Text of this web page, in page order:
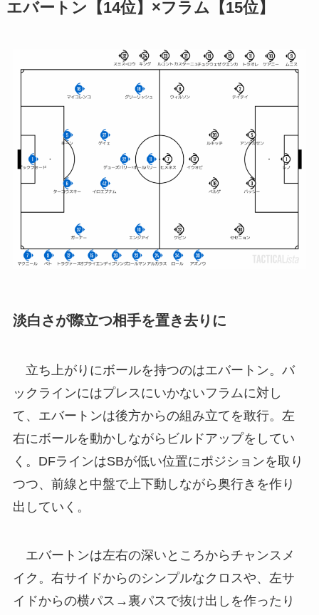
エバートン【14位】×フラム【15位】
淡白さが際立つ相手を置き去りに
立ち上がりにボールを持つのはエバートン。バ
ックラインにはプレスにいかないフラムに対し
て、エバートンは後方からの組み立てを敢行。左
右にボールを動かしながらビルドアップをしてい
く。DFラインはSBが低い位置にポジションを取り
つつ、前線と中盤で上下動しながら奥行きを作り
出していく。
エバートンは左右の深いところからチャンスメ
イク。右サイドからのシンプルなクロスや、左サ
イドからの横パス→裏パスで抜け出しを作ったり